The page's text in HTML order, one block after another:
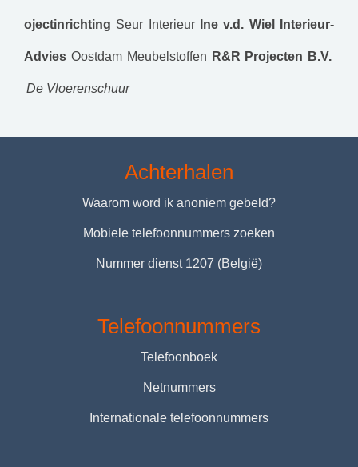
ojectinrichting Seur Interieur Ine v.d. Wiel Interieur-
Advies Oostdam Meubelstoffen R&R Projecten B.V.
De Vloerenschuur
Achterhalen
Waarom word ik anoniem gebeld?
Mobiele telefoonnummers zoeken
Nummer dienst 1207 (België)
Telefoonnummers
Telefoonboek
Netnummers
Internationale telefoonnummers